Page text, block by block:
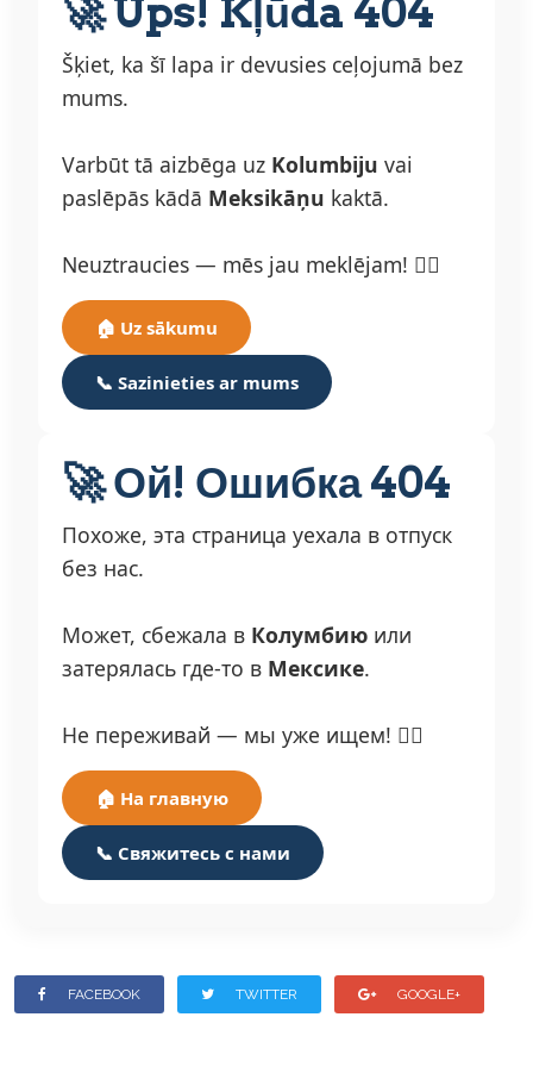
🚀 Ups! Kļūda 404
Šķiet, ka šī lapa ir devusies ceļojumā bez
mums.
Varbūt tā aizbēga uz Kolumbiju vai
paslēpās kādā Meksikāņu kaktā.
Neuztraucies — mēs jau meklējam! 🕵️‍♂️
🏠 Uz sākumu
📞 Sazinieties ar mums
🚀 Ой! Ошибка 404
Похоже, эта страница уехала в отпуск
без нас.
Может, сбежала в Колумбию или
затерялась где-то в Мексике.
Не переживай — мы уже ищем! 🕵️‍♂️
🏠 На главную
📞 Свяжитесь с нами
FACEBOOK TWITTER GOOGLE+